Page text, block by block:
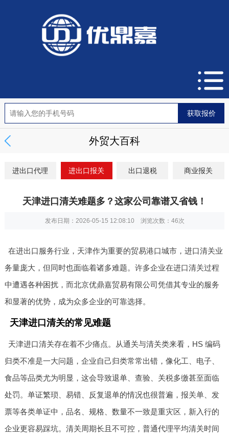
外贸大百科
进出口代理 进出口报关 出口退税 商业报关
天津进口清关难题多？这家公司靠谱又省钱！
发布日期：2026-05-15 12:08:10 浏览次数： 46次
在进出口服务行业，天津作为重要的贸易港口城市，进口清关业
务量庞大，但同时也面临着诸多难题。许多企业在进口清关过程
中遭遇各种困扰，而北京优鼎嘉贸易有限公司凭借其专业的服务
和显著的优势，成为众多企业的可靠选择。
天津进口清关的常见难题
天津进口清关存在着不少痛点。从通关与清关类来看，HS 编码
归类不准是一大问题，企业自己归类常常出错，像化工、电子、
食品等品类尤为明显，这会导致退单、查验、关税多缴甚至面临
处罚。单证繁琐、易错、反复退单的情况也很普遍，报关单、发
票等各类单证中，品名、规格、数量不一致是重灾区，新入行的
企业更容易踩坑。清关周期长且不可控，普通代理平均清关时间